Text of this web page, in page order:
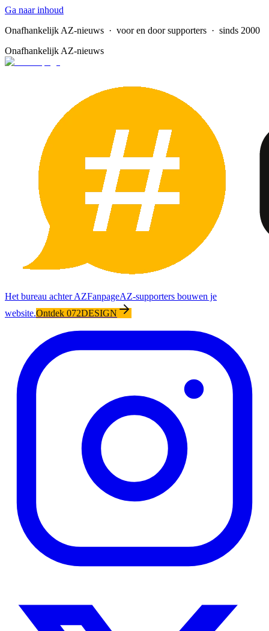
Ga naar inhoud
Onafhankelijk AZ-nieuws · voor en door supporters · sinds 2000
Onafhankelijk AZ-nieuws
Het bureau achter AZFanpageAZ-supporters bouwen je
website.Ontdek 072DESIGN